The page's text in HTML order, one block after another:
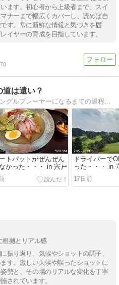
ます。初心者から上級者まで、スイ
ナーまで幅広くカバーし、読めば自
す。常に新鮮な情報と気づきを届
イヤーの育成を目指しています。
は遠い？
サラリーマンゴルファーがシングルプレーヤーになるまでの過程を記録します。
トパットがぜんぜん
かった・・・ in 宍戸
ドライバーで
った・・・ in
17日前
根拠とリアル感
振り返り、気候やショットの調子、
す。激しい天候や誤ったショットに
勢と、その場のリアルな変化を丁寧
されています。